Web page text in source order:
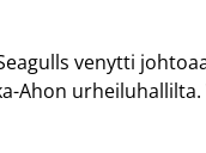
venytti
Ahon